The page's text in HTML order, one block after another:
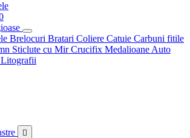
Brelocuri Bratari Coliere Catuie Carbuni fitile
Sticlute cu MirCrucifix Medalioane Auto
Litografii
